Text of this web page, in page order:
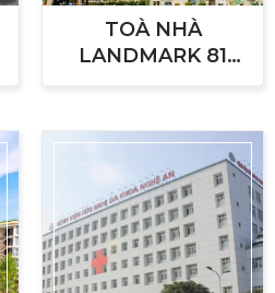
TOÀ NHÀ
LANDMARK 81